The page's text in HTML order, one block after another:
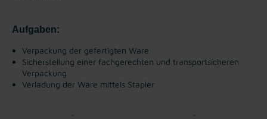
Aufgaben:
Verpackung der gefertigten Ware
Sicherstellung einer fachgerechten und transportsicheren
Verpackung
Verladung der Ware mittels Stapler